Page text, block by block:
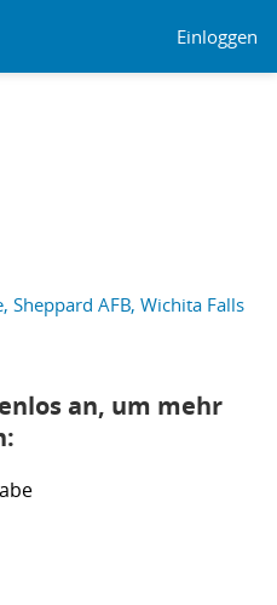
Einloggen
Sheppard AFB, Wichita Falls
an, um mehr